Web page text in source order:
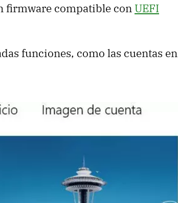
firmware compatible con UEFI
funciones, como las cuentas en